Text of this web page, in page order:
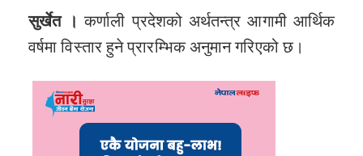
सुर्खेत । कर्णाली प्रदेशको अर्थतन्त्र आगामी आर्थिक
वर्षमा विस्तार हुने प्रारम्भिक अनुमान गरिएको छ।